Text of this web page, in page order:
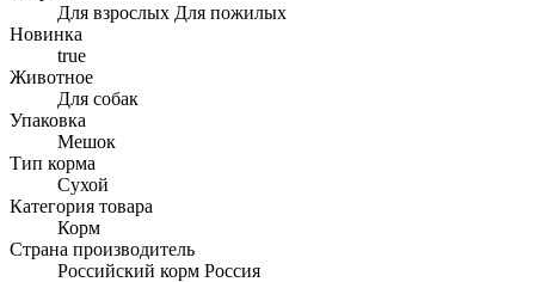
Для взрослых Для пожилых
Новинка
true
Животное
Для собак
Упаковка
Мешок
Тип корма
Сухой
Категория товара
Корм
Страна производитель
Российский корм Россия